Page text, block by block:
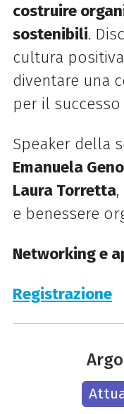
costruire
sostenibili.
cultura
diventare una
per il successo
Speaker della
Emanuela
Laura Torretta,
e benessere
Networking e
Registrazione